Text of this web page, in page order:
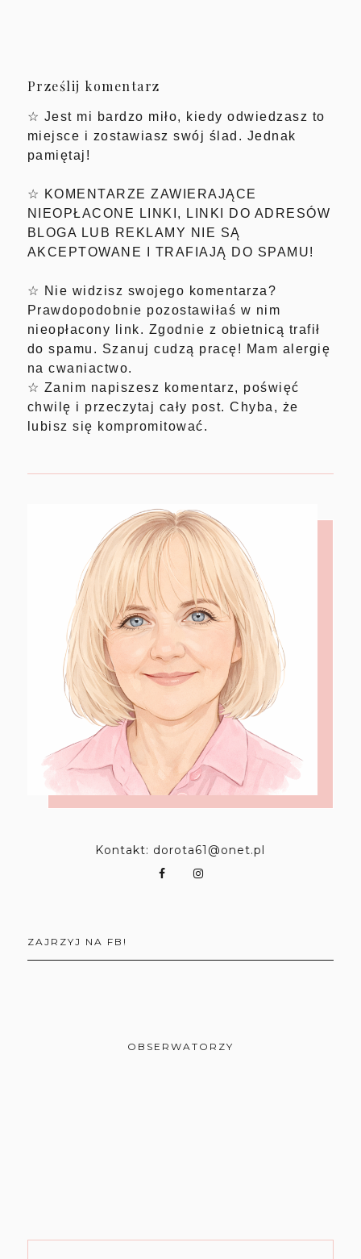
Prześlij komentarz
☆ Jest mi bardzo miło, kiedy odwiedzasz to
miejsce i zostawiasz swój ślad. Jednak
pamiętaj!
☆ KOMENTARZE ZAWIERAJĄCE
NIEOPŁACONE LINKI, LINKI DO ADRESÓW
BLOGA LUB REKLAMY NIE SĄ
AKCEPTOWANE I TRAFIAJĄ DO SPAMU!
☆ Nie widzisz swojego komentarza?
Prawdopodobnie pozostawiłaś w nim
nieopłacony link. Zgodnie z obietnicą trafił
do spamu. Szanuj cudzą pracę! Mam alergię
na cwaniactwo.
☆ Zanim napiszesz komentarz, poświęć
chwilę i przeczytaj cały post. Chyba, że
lubisz się kompromitować.
Kontakt: dorota61@onet.pl
ZAJRZYJ NA FB!
OBSERWATORZY